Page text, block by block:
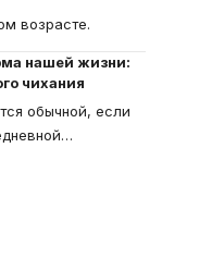
возрасте.
нашей жизни:
чихания
обычной, если
…